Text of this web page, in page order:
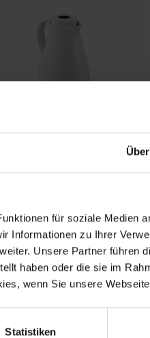
für soziale Medien
Informationen zu Ihrer
Unsere Partner führen
haben oder die sie im
wenn Sie unsere
Statistiken
(30)